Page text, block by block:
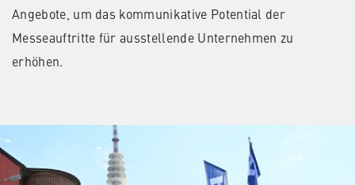
Angebote, um das kommunikative Potential der
Messeauftritte für ausstellende Unternehmen zu
erhöhen.